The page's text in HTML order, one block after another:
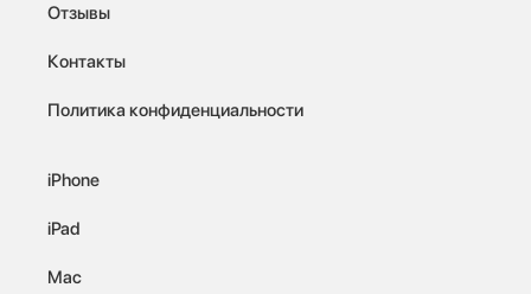
Отзывы
Контакты
Политика конфиденциальности
iPhone
iPad
Mac